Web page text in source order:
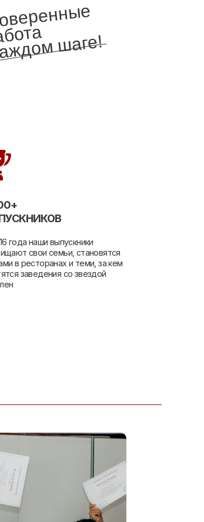
на ка
года наши выпускники
свои семьи, становятся
в ресторанах и теми, за кем
заведения со звездой